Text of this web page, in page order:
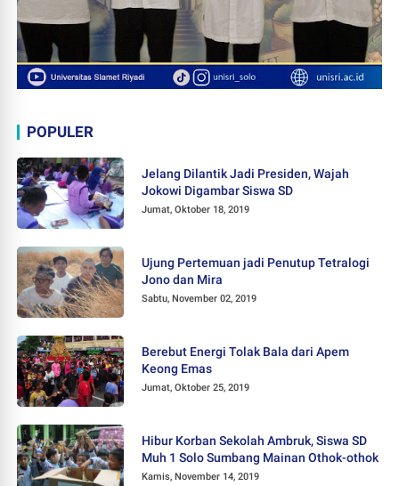
POPULER
Jelang Dilantik Jadi Presiden, Wajah
Jokowi Digambar Siswa SD
Jumat, Oktober 18, 2019
Ujung Pertemuan jadi Penutup Tetralogi
Jono dan Mira
Sabtu, November 02, 2019
Berebut Energi Tolak Bala dari Apem
Keong Emas
Jumat, Oktober 25, 2019
Hibur Korban Sekolah Ambruk, Siswa SD
Muh 1 Solo Sumbang Mainan Othok-othok
Kamis, November 14, 2019